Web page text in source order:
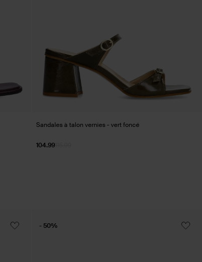
Sandales à talon vernies - vert foncé
115.99
104.99
- 50%